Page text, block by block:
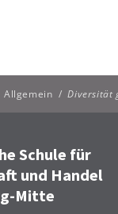
Allgemein /Diversität
Schule für
und Handel
Mitte